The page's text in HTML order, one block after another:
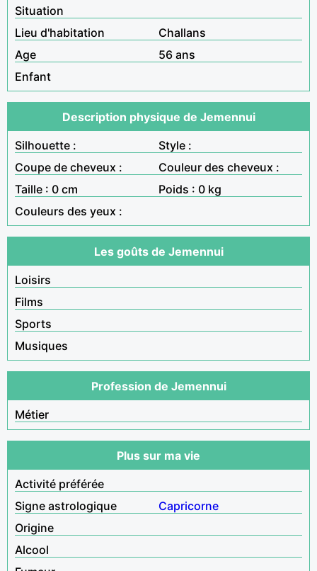
Situation
Lieu d'habitation
Challans
Age
56 ans
Enfant
Description physique de Jemennui
Silhouette :
Style :
Coupe de cheveux :
Couleur des cheveux :
Taille : 0 cm
Poids : 0 kg
Couleurs des yeux :
Les goûts de Jemennui
Loisirs
Films
Sports
Musiques
Profession de Jemennui
Métier
Plus sur ma vie
Activité préférée
Signe astrologique
Capricorne
Origine
Alcool